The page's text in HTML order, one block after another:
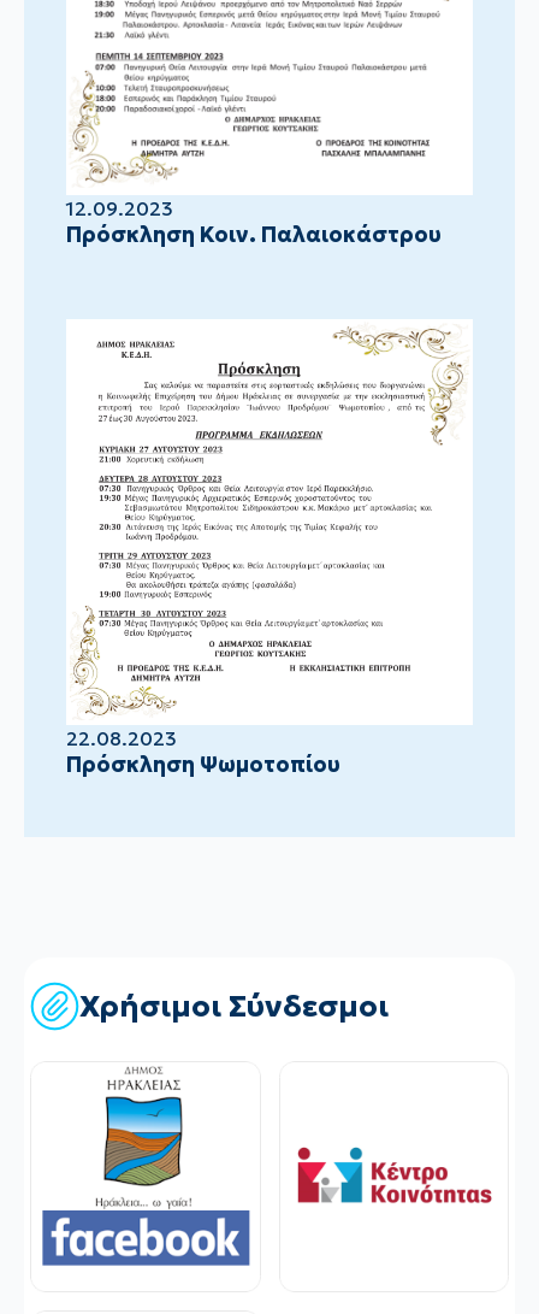
12.09.2023
Πρόσκληση Κοιν. Παλαιοκάστρου
22.08.2023
Πρόσκληση Ψωμοτοπίου
Χρήσιμοι Σύνδεσμοι